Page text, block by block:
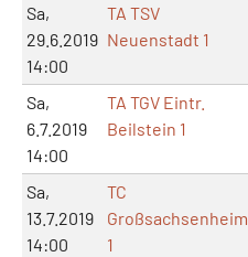
Sa,
29.6.2019
14:00
TA TSV
Neuenstadt 1
Sa,
6.7.2019
14:00
TA TGV Eintr.
Beilstein 1
Sa,
13.7.2019
14:00
TC
Großsachsenheim
1